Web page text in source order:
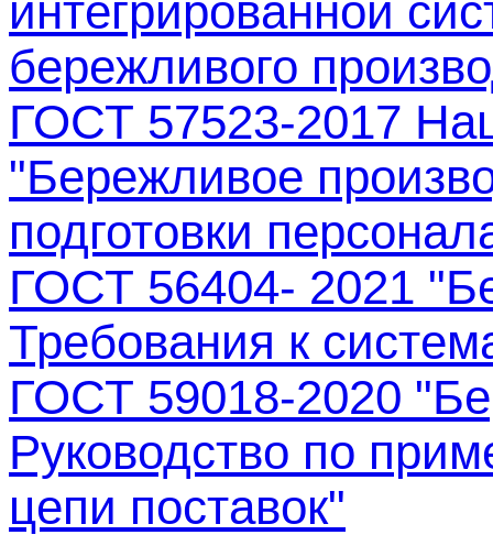
интегрированной
бережливого
ГОСТ 57523-2017
"Бережливое
подготовки
ГОСТ 56404- 2021
Требования к
ГОСТ 59018-2020
Руководство по
цепи поставок"